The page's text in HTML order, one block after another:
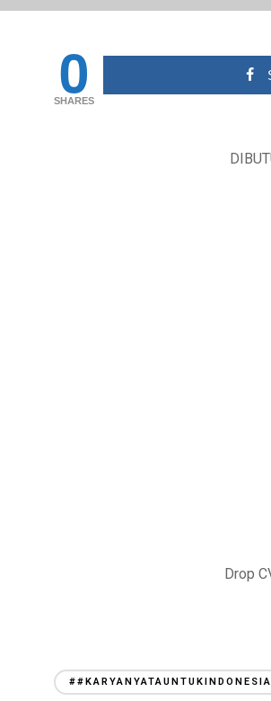
0
SHARES
Drop
##KARYANYATAUNTUKINDONESIA